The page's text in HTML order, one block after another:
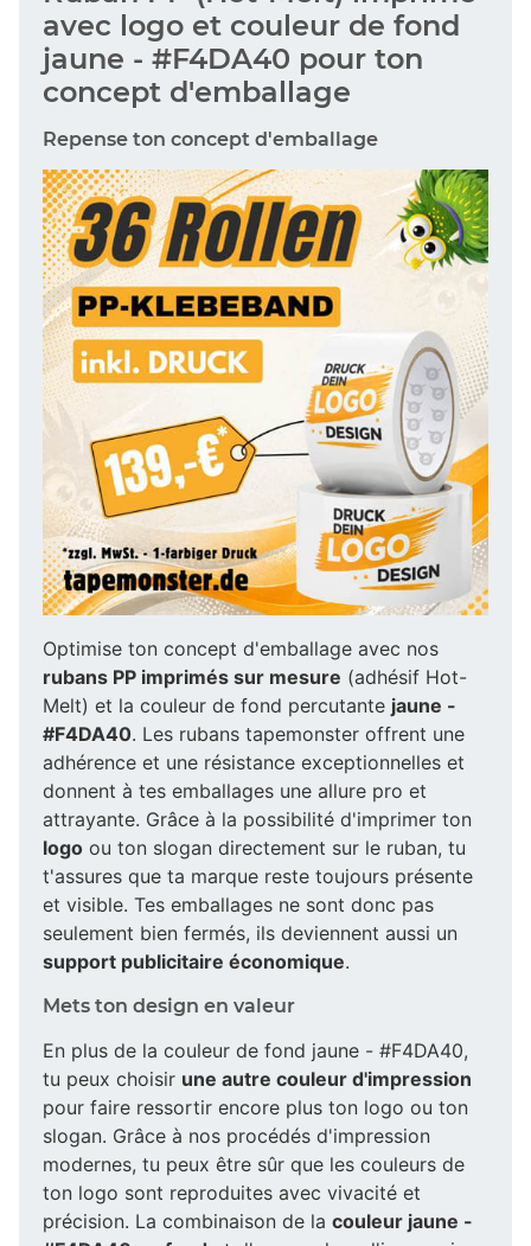
avec logo et couleur de fond
jaune - #F4DA40 pour ton
concept d'emballage
Repense ton concept d'emballage
Optimise ton concept d'emballage avec nos
rubans PP imprimés sur mesure (adhésif Hot-
Melt) et la couleur de fond percutante jaune -
#F4DA40. Les rubans tapemonster offrent une
adhérence et une résistance exceptionnelles et
donnent à tes emballages une allure pro et
attrayante. Grâce à la possibilité d'imprimer ton
logo ou ton slogan directement sur le ruban, tu
t'assures que ta marque reste toujours présente
et visible. Tes emballages ne sont donc pas
seulement bien fermés, ils deviennent aussi un
support publicitaire économique.
Mets ton design en valeur
En plus de la couleur de fond jaune - #F4DA40,
tu peux choisir une autre couleur d'impression
pour faire ressortir encore plus ton logo ou ton
slogan. Grâce à nos procédés d'impression
modernes, tu peux être sûr que les couleurs de
ton logo sont reproduites avec vivacité et
précision. La combinaison de la couleur jaune -